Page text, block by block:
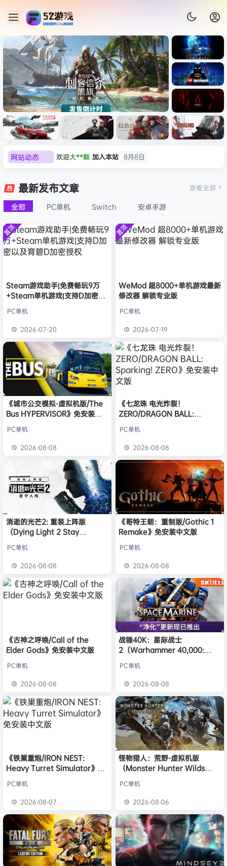
虚拟机版/Assassin’s Creed
HYPERVISOR》免安装中文
版
《识质存
在/PRAG
MATA》
免安装中
文版
《乐高蝙
蝠侠：黑
暗骑士之
Dark
Creed
拟机
速：地平
线
6（Forza
Horizon
6）免安装
中文版
心/Atomi
c
Heart》
文版
n Desert
HYPERVI
SOR）免
安装中文
版
9：安魂
Requiem
）免安装
中文版
网站动态 欢迎大**颠 加入本站 8月8日
欢迎 D****Z
欢迎有*酱
e******i
签到获取 点积分 8月7日
欢迎e******i 加入本站 8月6日
普洱 签到获取 39 点积分
8月6日
欢迎普洱
欢迎c***s 加入本站
8月6日
欢迎沉*****松 加入本站 6小时前
22小时前
64 点积分 8月8日
最新发布文章
全部 PC单机 Switch 安卓手游
查看全部
置顶
Steam游戏助手|免费畅玩9万
+Steam单机游戏|支持D加密以
PC单机
2026-07-20
置顶
WeMod 超8000+单机游戏最新
修改器 解锁专业版
PC单机
2026-07-19
《城市公交模拟-虚拟机版/The
Bus HYPERVISOR》免安装中
PC单机
2026-08-08
《七龙珠 电光炸裂！
ZERO/DRAGON BALL:
版
PC单机
2026-08-08
消逝的光芒2: 重装上阵版
（Dying Light 2 Stay
免安装中文版
PC单机
2026-08-08
《哥特王朝：重制版/Gothic 1
Remake》免安装中文版
PC单机
2026-08-08
《古神之呼唤/Call of the
Elder Gods》免安装中文版
PC单机
2026-08-08
战锤40K：星际战士
2（Warhammer 40,000:
版
PC单机
2026-08-08
《铁巢重炮/IRON NEST:
Heavy Turret Simulator》免
PC单机
2026-08-07
怪物猎人：荒野-虚拟机版
（Monster Hunter Wilds
PC单机
2026-08-06